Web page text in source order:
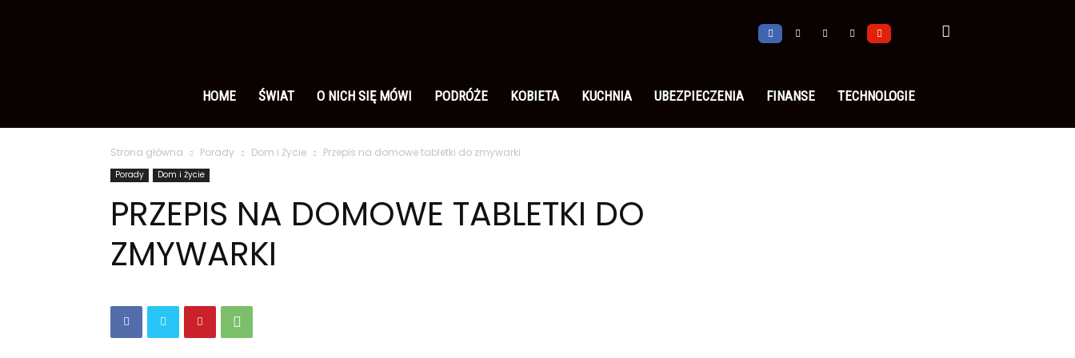
polsku
HOME ŚWIAT O NICH SIĘ MÓWI PODRÓŻE KOBIETA KUCHNIA UBEZPIECZENIA FINANSE TECHNOLOGIE
Strona główna Porady Dom i Życie Przepis na domowe tabletki do zmywarki
Porady Dom i Życie
PRZEPIS NA DOMOWE TABLETKI DO
ZMYWARKI